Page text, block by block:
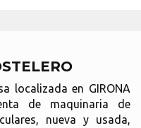
localizada en GIRONA
de maquinaria de
nueva y usada,